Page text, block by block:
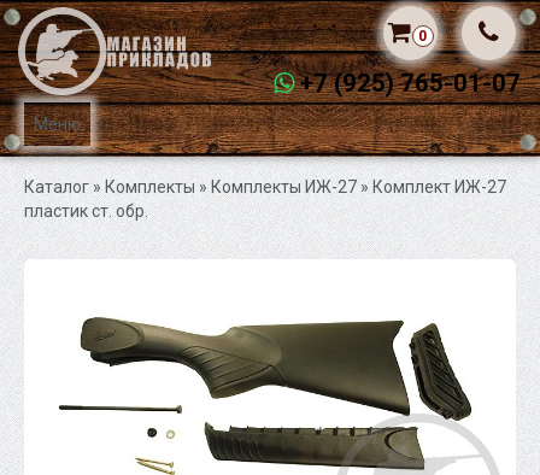
Меню
+7 (925) 765-01-07
0
Каталог» Комплекты »Комплекты ИЖ-27» Комплект ИЖ-27
пластик ст. обр.